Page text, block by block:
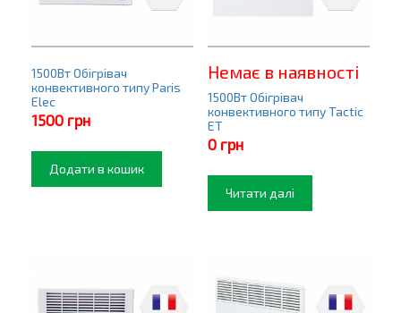
1500Вт Обігрівач
конвективного типу Paris
Elec
1500 грн
Додати в кошик
Немає в наявності
1500Вт Обігрівач
конвективного типу Tactic
ET
0 грн
Читати далі